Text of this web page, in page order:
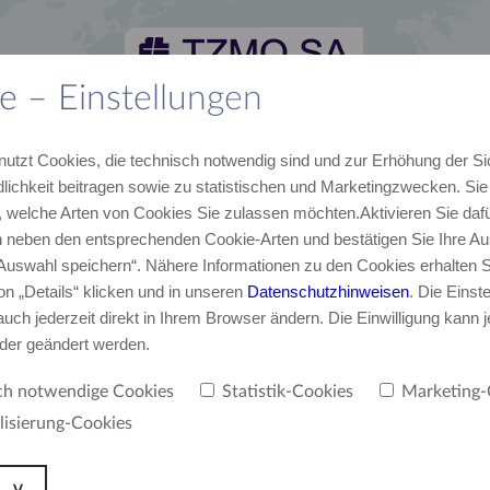
– Einstellungen
Cookies, die technisch notwendig sind und zur Erhöhung der
beitragen sowie zu statistischen und Marketingzwecken.
welche Arten von Cookies Sie zulassen möchten.Aktivieren Sie
den entsprechenden Cookie-Arten und bestätigen Sie Ihre
speichern“. Nähere Informationen zu den Cookies erhalten
„Details“ klicken und in unseren Datenschutzhinweisen. Die
jederzeit direkt in Ihrem Browser ändern. Die Einwilligung kann
geändert werden.
notwendige Cookies Statistik-Cookies
Marketing-
Cookies
TZMO Unser Team E-Mail, Telefon Über uns